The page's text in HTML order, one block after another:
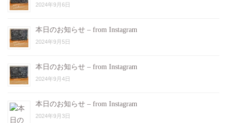
2024年9月6日
本日のお知らせ – from Instagram
2024年9月5日
本日のお知らせ – from Instagram
2024年9月4日
本日のお知らせ – from Instagram
2024年9月3日